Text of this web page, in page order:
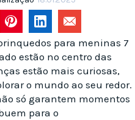
para meninas 7
estão no centro das
estão mais curiosas,
o mundo ao seu redor.
só garantem momentos
para o